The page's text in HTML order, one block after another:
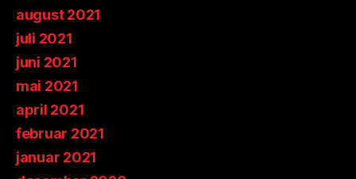
august 2021
juli 2021
juni 2021
mai 2021
april 2021
februar 2021
januar 2021